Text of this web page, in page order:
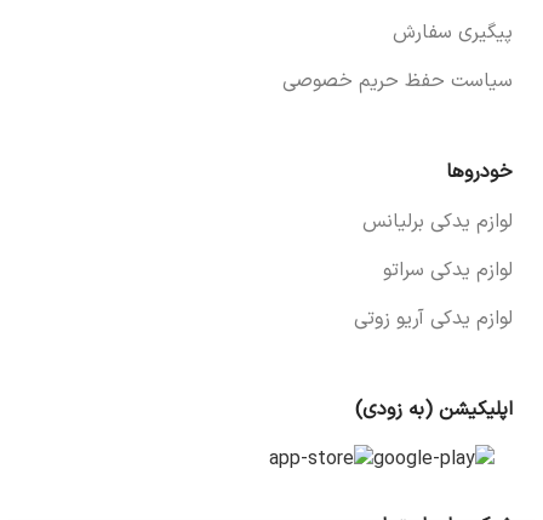
پیگیری سفارش
سیاست حفظ حریم خصوصی
خودروها
لوازم یدکی برلیانس
لوازم یدکی سراتو
لوازم یدکی آریو زوتی
اپلیکیشن (به زودی)